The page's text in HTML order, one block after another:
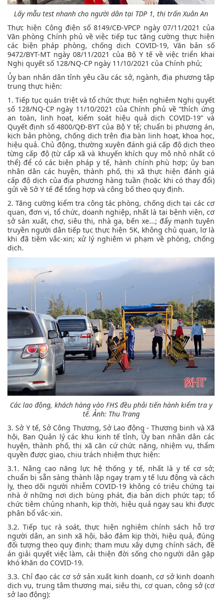
Lấy mẫu test nhanh cho người dân tại TDP 1, thị trấn Xuân An
Thực hiện Công điện số 8149/CĐ-VPCP ngày 07/11/2021 của
Văn phòng Chính phủ về việc tiếp tục tăng cường thực hiện
các biện pháp phòng, chống dịch COVID-19, Văn bản số
9472/BYT-MT ngày 08/11/2021 của Bộ Y tế về việc triển khai
Nghị quyết số 128/NQ-CP ngày 11/10/2021 của Chính phủ;
Ủy ban nhân dân tỉnh yêu cầu các sở, ngành, địa phương tập
trung thực hiện:
1. Tiếp tục quán triệt và tổ chức thực hiện nghiêm Nghị quyết
số 128/NQ-CP ngày 11/10/2021 của Chính phủ về “thích ứng
an toàn, linh hoạt, kiểm soát hiệu quả dịch COVID-19” và
Quyết định số 4800/QĐ-BYT của Bộ Y tế; chuẩn bị phương án,
kịch bản phòng, chống dịch trên địa bàn linh hoạt, khoa học,
hiệu quả. Chủ động, thường xuyên đánh giá cấp độ dịch theo
từng cấp độ (từ cấp xã và khuyến khích quy mô nhỏ nhất có
thể) để có các biện pháp y tế, hành chính phù hợp; ủy ban
nhân dân các huyện, thành phố, thị xã thực hiện đánh giá
cấp độ dịch của địa phương hàng tuần (hoặc khi có thay đổi)
gửi về Sở Y tế để tổng hợp và công bố theo quy định.
2. Tăng cường kiểm tra công tác phòng, chống dịch tại các cơ
quan, đơn vị, tổ chức, doanh nghiệp, nhất là tại bệnh viện, cơ
sở sản xuất, chợ, siêu thị, nhà ga, bến xe...; đẩy mạnh tuyên
truyền người dân tiếp tục thực hiện 5K, không chủ quan, lơ là
khi đã tiêm vắc-xin; xử lý nghiêm vi phạm về phòng, chống
dịch.
Các lao động, khách hàng vào FHS đều phải tiến hành kiểm tra y
tế. Ảnh: Thu Trang
3. Sở Y tế, Sở Công Thương, Sở Lao động - Thương binh và Xã
hội, Ban Quản lý các khu kinh tế tỉnh, Ủy ban nhân dân các
huyện, thành phố, thị xã căn cứ chức năng, nhiệm vụ, thẩm
quyền được giao, chịu trách nhiệm thực hiện:
3.1. Nâng cao năng lực hệ thống y tế, nhất là y tế cơ sở;
chuẩn bị sẵn sàng thành lập ngay trạm y tế lưu động và cách
ly, theo dõi người nhiễm COVID-19 không có triệu chứng tại
nhà ở những nơi dịch bùng phát, địa bàn dịch phức tạp; tổ
chức tiêm chủng nhanh, kịp thời, hiệu quả ngay sau khi được
phân bổ vắc-xin.
3.2. Tiếp tục rà soát, thực hiện nghiêm chính sách hỗ trợ
người dân, an sinh xã hội, bảo đảm kịp thời, hiệu quả, đúng
đối tượng theo quy định; tham mưu xây dựng chính sách, đề
án giải quyết việc làm, cải thiện đời sống cho người dân gặp
khó khăn do COVID-19.
3.3. Chỉ đạo các cơ sở sản xuất kinh doanh, cơ sở kinh doanh
dịch vụ, trung tâm thương mại, siêu thị, cơ quan, công sở (cơ
sở lao động):